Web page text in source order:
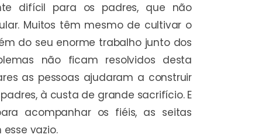
difícil para os padres, que não
Muitos têm mesmo de cultivar o
do seu enorme trabalho junto dos
não ficam resolvidos desta
as pessoas ajudaram a construir
à custa de grande sacrifício. E
acompanhar os fiéis, as seitas
vazio.